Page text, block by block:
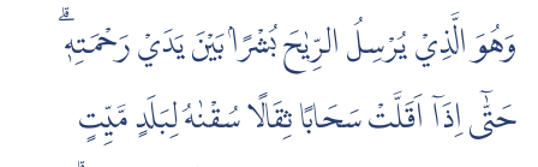
وَهُوَ الَّذِيْ يُرْسِلُ الرِّيٰحَ بُشْرًاۢ بَيْنَ يَدَيْ رَحْمَتِهٖۗ
حَتّٰٓى اِذَآ اَقَلَّتْ سَحَابًا ثِقَالًا سُقْنٰهُ لِبَلَدٍ مَّيِّتٍ